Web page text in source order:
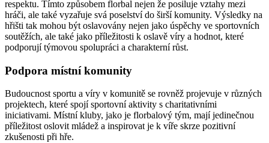
respektu. Tímto způsobem florbal nejen že posiluje vztahy mezi
hráči, ale také vyzařuje svá poselství do širší komunity. Výsledky na
hřišti tak mohou být oslavovány nejen jako úspěchy ve sportovních
soutěžích, ale také jako příležitosti k oslavě víry a hodnot, které
podporují týmovou spolupráci a charakterní růst.
Podpora místní komunity
Budoucnost sportu a víry v komunitě se rovněž projevuje v různých
projektech, které spojí sportovní aktivity s charitativními
iniciativami. Místní kluby, jako je florbalový tým, mají jedinečnou
příležitost oslovit mládež a inspirovat je k víře skrze pozitivní
zkušenosti při hře.